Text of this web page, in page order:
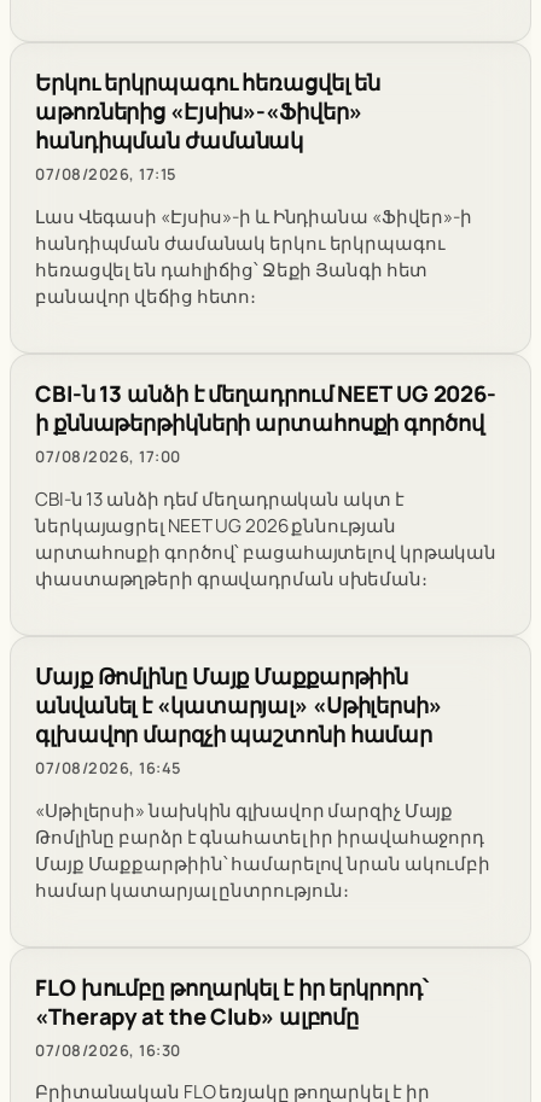
Երկու երկրպագու հեռացվել են
աթոռներից «Էյսիս»-«Ֆիվեր»
հանդիպման ժամանակ
07/08/2026, 17:15
Լաս Վեգասի «Էյսիս»-ի և Ինդիանա «Ֆիվեր»-ի
հանդիպման ժամանակ երկու երկրպագու
հեռացվել են դահլիճից՝ Ջեքի Յանգի հետ
բանավոր վեճից հետո։
CBI-ն 13 անձի է մեղադրում NEET UG 2026-
ի քննաթերթիկների արտահոսքի գործով
07/08/2026, 17:00
CBI-ն 13 անձի դեմ մեղադրական ակտ է
ներկայացրել NEET UG 2026 քննության
արտահոսքի գործով՝ բացահայտելով կրթական
փաստաթղթերի գրավադրման սխեման։
Մայք Թոմլինը Մայք Մաքքարթիին
անվանել է «կատարյալ» «Սթիլերսի»
գլխավոր մարզչի պաշտոնի համար
07/08/2026, 16:45
«Սթիլերսի» նախկին գլխավոր մարզիչ Մայք
Թոմլինը բարձր է գնահատել իր իրավահաջորդ
Մայք Մաքքարթիին՝ համարելով նրան ակումբի
համար կատարյալ ընտրություն։
FLO խումբը թողարկել է իր երկրորդ՝
«Therapy at the Club» ալբոմը
07/08/2026, 16:30
Բրիտանական FLO եռյակը թողարկել է իր